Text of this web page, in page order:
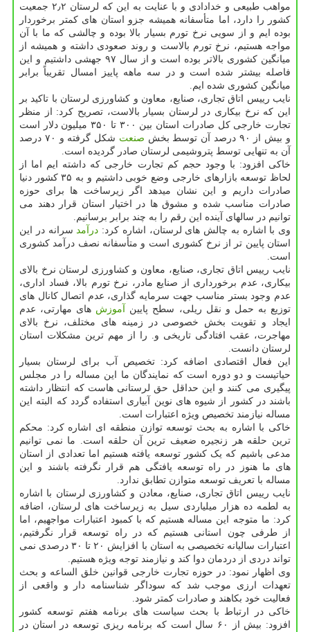
مواهب طبیعی و خدادادی و با عنایت به این که لرستان ۲٫۲ جمعیت
کشور را دارد، اما متأسفانه همیشه جزو استان های کمتر برخوردار
بوده ایم و از سویی نرخ تورم بسیار بالا بوده و چالشی که ما با آن
مواجه هستیم، نرخ تورم بالاست و روند صعودی داشته و همیشه از
میانگین کشوری بالاتر بوده است و از سال ۹۷ جهشی داشتیم و این
فاصله بیشتر شده است و در سه ماهه پاییز امسال تقریباً برابر
میانگین کشوری شده ایم.
نایب رییس اتاق تجاری، صنایع، معاون و کشاورزی لرستان با تاکید بر
این که نرخ بیکاری در لرستان بسیار بالاست، تصریح کرد: از منظر
تجارت خارجی کل صادرات استان بین ۳۰۰ تا ۳۵۰ میلیون دلار است
و بیش از ۹۰ درصد آن توسط بخش
صنعت
شکل گرفته و ۷۰ درصد
آن به تنهایی توسط پتروشیمی لرستان صادر گردیده است.
خاکی افزود: با وجود حجم کم تجارت خارجی که داشته ایم اما از
لحاظ توسعه بازارهای خارجی وضع خوبی داشتیم و به ۳۵ کشور دنیا
صادرات داریم و این نشان میدهد اگر زیرساخت ها برای حوزه
صادرات مناسب شده و مشوق ها در اختیار استان قرار دهند می
توانیم در سالهای آینده این رقم را به چند برابر برسانیم.
وی با اشاره به چالش های لرستان، اشاره کرد: درآمد سرانه در این
استان پایین تر از نرخ کشوری است و متأسفانه نصف درآمد کشوری
است.
نایب رییس اتاق تجاری، صنایع، معاون و کشاورزی لرستان نرخ بالای
بیکاری، عدم برخورداری از صنایع مادر، نرخ تورم بالا، فساد اداری،
عدم وجود بستر مناسب جهت سرمایه گذاری، عدم اتصال کانال های
توزیع به حمل و نقل ریلی، سطح پایین آموزش های مهارتی، عدم
ایجاد و تقویت بخش خصوصی در زمینه های مختلف، نرخ بالای
مهاجرت، عقب افتادگی تاریخی و. را از مهم ترین مشکلات استان
لرستان دانست.
این فعال اقتصادی اضافه کرد: تخصیص آب برای لرستان بسیار
حیاتیست و دو دوره است که نمایندگان ما این مساله را در مجلس
پیگیری می کنند و این حداقل حق لرستانی هاست که انتظار داشته
باشند در کشور از شیوه های نوین آبیاری استفاده گردد که البته این
مساله نیازمند تخصیص ویژه اعتبارات است.
خاکی با اشاره به بحث توسعه توازن منطقه ای اشاره کرد: محکم
ترین حلقه هر زنجیره ضعیف ترین آن حلقه است. ما نمی توانیم
مدعی باشیم که یک کشور توسعه یافته هستیم اما تعدادی از استان
های ما هنوز در راه توسعه یافتگی هم قرار نگرفته باشند و این
مساله با تعریف توسعه متوازن تطابق ندارد.
نایب رییس اتاق تجاری، صنایع، معادن و کشاورزی لرستان با اشاره
به لطمه ده هزار میلیاردی سیل به زیرساخت های لرستان، اضافه
کرد: ما متوجه این مساله هستیم که با کمبود اعتبارات مواجهیم، اما
از طرفی چون استانی هستیم که در راه توسعه قرار نگرفتیم،
اعتبارات سالیانه تخصیصی به استان با افزایش ۲۰ تا ۳۰ درصدی نمی
تواند دردی از دردمان دوا کند و نیازمند توجه ویژه هستیم.
وی اظهار نمود: در حوزه تجارت خارجی قوانین خلق الساعه و بحث
تعهدات ارزی موجب شد که سوداگر شناسنامه دار و واقعی از
فعالیت خود بکاهند و صادرات کمتر شود.
خاکی در ارتباط با بحث سیاست های برنامه هفتم توسعه کشور
افزود: بیش از ۶۰ سال است که برنامه ریزی توسعه در استان در